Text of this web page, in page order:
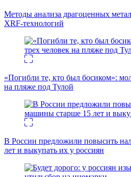
Методы анализа драгоценных
XRF-технологий
«Погибли те, кто был босиком»:
на пляже под Тулой
В России предложили повысить
лет и выкупать их у россиян